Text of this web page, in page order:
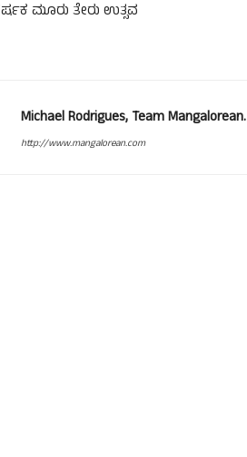
ಮೂರು ತೇರು ಉತ್ಸವ
Michael Rodrigues, Team Mangalorean.
http://www.mangalorean.com